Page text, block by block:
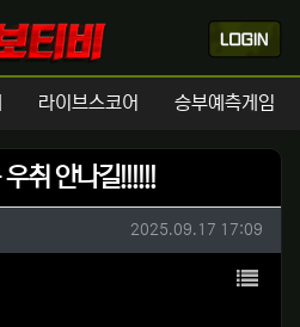
라이브스코어 승부예측게임
취 안나길!!!!!!
작성일
2025.09.17 17:09
목록